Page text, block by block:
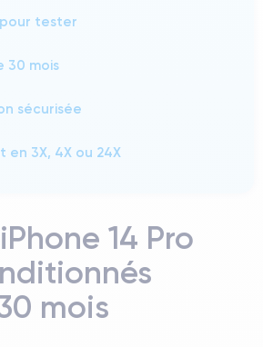
tester
30 mois
sécurisée
en 3X, 4X ou 24X
14 Pro
mois